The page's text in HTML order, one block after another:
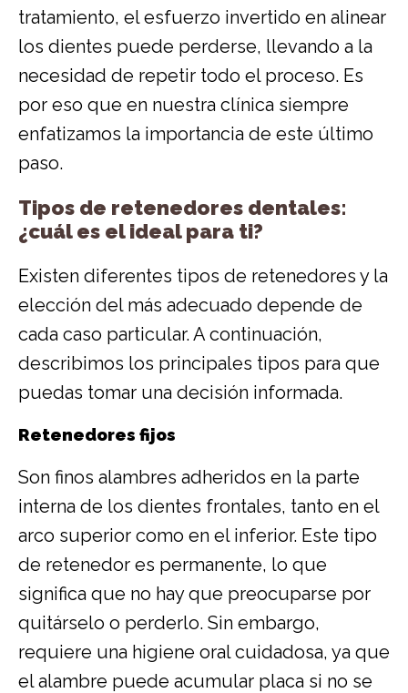
tratamiento, el esfuerzo invertido en alinear
los dientes puede perderse, llevando a la
necesidad de repetir todo el proceso. Es
por eso que en nuestra clínica siempre
enfatizamos la importancia de este último
paso.
Tipos de retenedores dentales:
¿cuál es el ideal para ti?
Existen diferentes tipos de retenedores y la
elección del más adecuado depende de
cada caso particular. A continuación,
describimos los principales tipos para que
puedas tomar una decisión informada.
Retenedores fijos
Son finos alambres adheridos en la parte
interna de los dientes frontales, tanto en el
arco superior como en el inferior. Este tipo
de retenedor es permanente, lo que
significa que no hay que preocuparse por
quitárselo o perderlo. Sin embargo,
requiere una higiene oral cuidadosa, ya que
el alambre puede acumular placa si no se